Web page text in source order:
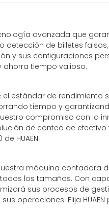
avanzada que
detección de billetes
y sus configuraciones
ahorra tiempo valioso.
estándar de rendimiento
tiempo y
compromiso con la
de conteo de
HUAEN.
máquina contadora
los tamaños. Con
sus procesos de
operaciones. Elija